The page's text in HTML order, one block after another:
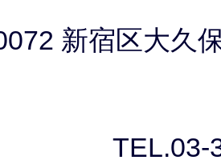
新宿区大久
TEL.03-